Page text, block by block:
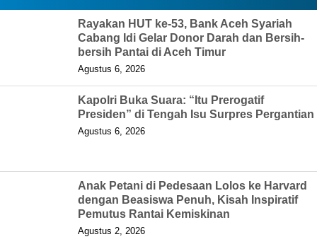
Rayakan HUT ke-53, Bank Aceh Syariah
Cabang Idi Gelar Donor Darah dan Bersih-
bersih Pantai di Aceh Timur
Agustus 6, 2026
Kapolri Buka Suara: “Itu Prerogatif
Presiden” di Tengah Isu Surpres Pergantian
Agustus 6, 2026
Anak Petani di Pedesaan Lolos ke Harvard
dengan Beasiswa Penuh, Kisah Inspiratif
Pemutus Rantai Kemiskinan
Agustus 2, 2026